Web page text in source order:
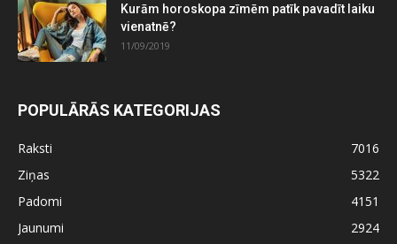
Kurām horoskopa zīmēm patīk pavadīt laiku
vienatnē?
11/09/2019
POPULĀRĀS KATEGORIJAS
Raksti
7016
Ziņas
5322
Padomi
4151
Jaunumi
2924